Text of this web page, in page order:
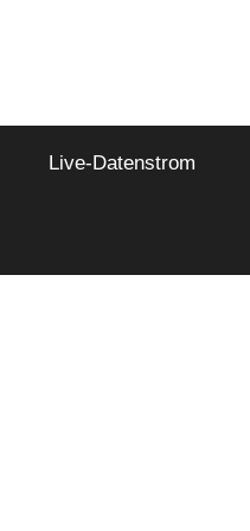
Live-Datenstrom